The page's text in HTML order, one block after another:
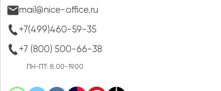
mail@nice-office.ru
+7(499)460-59-35
+7 (800) 500-66-38
ПН-ПТ: 8.00-19.00